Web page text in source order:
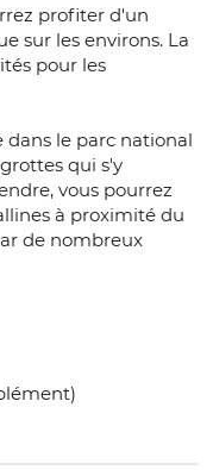
profiter d'un
sur les environs. La
pour les
dans le parc national
qui s'y
vous pourrez
à proximité du
de nombreux